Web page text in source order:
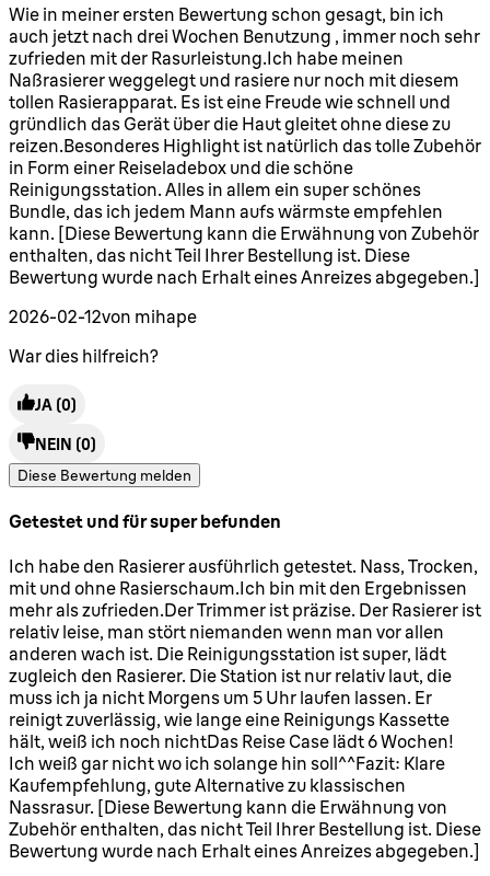
5 Sterne von maximal 5
Wie in meiner ersten Bewertung schon gesagt, bin ich
auch jetzt nach drei Wochen Benutzung , immer noch sehr
zufrieden mit der Rasurleistung.Ich habe meinen
Naßrasierer weggelegt und rasiere nur noch mit diesem
tollen Rasierapparat. Es ist eine Freude wie schnell und
gründlich das Gerät über die Haut gleitet ohne diese zu
reizen.Besonderes Highlight ist natürlich das tolle Zubehör
in Form einer Reiseladebox und die schöne
Reinigungsstation. Alles in allem ein super schönes
Bundle, das ich jedem Mann aufs wärmste empfehlen
kann. [Diese Bewertung kann die Erwähnung von Zubehör
enthalten, das nicht Teil Ihrer Bestellung ist. Diese
Bewertung wurde nach Erhalt eines Anreizes abgegeben.]
2026-02-12von mihape
War dies hilfreich?
JA (0)
NEIN (0)
Diese Bewertung melden
Getestet und für super befunden
5 Sterne von maximal 5
Ich habe den Rasierer ausführlich getestet. Nass, Trocken,
mit und ohne Rasierschaum.Ich bin mit den Ergebnissen
mehr als zufrieden.Der Trimmer ist präzise. Der Rasierer ist
relativ leise, man stört niemanden wenn man vor allen
anderen wach ist. Die Reinigungsstation ist super, lädt
zugleich den Rasierer. Die Station ist nur relativ laut, die
muss ich ja nicht Morgens um 5 Uhr laufen lassen. Er
reinigt zuverlässig, wie lange eine Reinigungs Kassette
hält, weiß ich noch nichtDas Reise Case lädt 6 Wochen!
Ich weiß gar nicht wo ich solange hin soll^^Fazit: Klare
Kaufempfehlung, gute Alternative zu klassischen
Nassrasur. [Diese Bewertung kann die Erwähnung von
Zubehör enthalten, das nicht Teil Ihrer Bestellung ist. Diese
Bewertung wurde nach Erhalt eines Anreizes abgegeben.]